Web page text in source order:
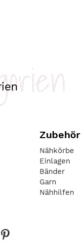
Zubehör
Nähkörbe
Einlagen
Bänder
Garn
Nähhilfen